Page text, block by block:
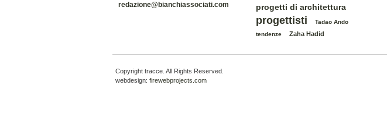
redazione@bianchiassociati.com
progetti di architettura
progettisti
Tadao Ando
tendenze
Zaha Hadid
Copyright tracce. All Rights Reserved.
webdesign: firewebprojects.com